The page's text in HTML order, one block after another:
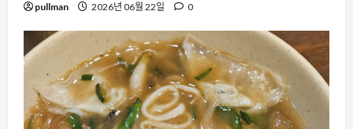
pullman 2026년 06월 22일 0